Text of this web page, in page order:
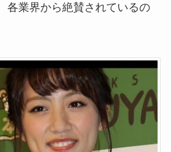
各業界から絶賛されているの